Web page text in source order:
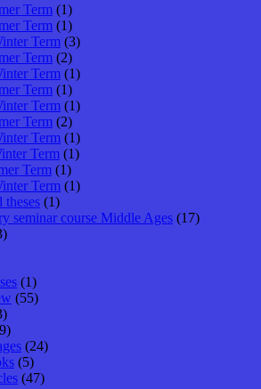
Term (1)
Term (1)
Term (3)
Term (2)
Term (1)
Term (1)
Term (1)
Term (2)
Term (1)
Term (1)
Term (1)
Term (1)
theses (1)
seminar course Middle Ages (17)
(1)
(55)
(24)
(5)
(47)